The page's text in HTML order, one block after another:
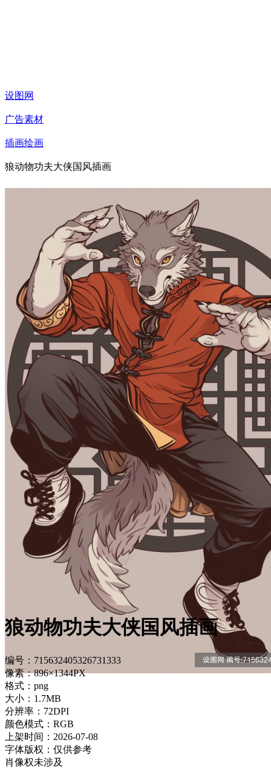
设图网
广告素材
插画绘画
狼动物功夫大侠国风插画
狼动物功夫大侠国风插画
编号：715632405326731333
像素：896×1344PX
格式：png
大小：1.7MB
分辨率：72DPI
颜色模式：RGB
上架时间：2026-07-08
字体版权：仅供参考
肖像权未涉及